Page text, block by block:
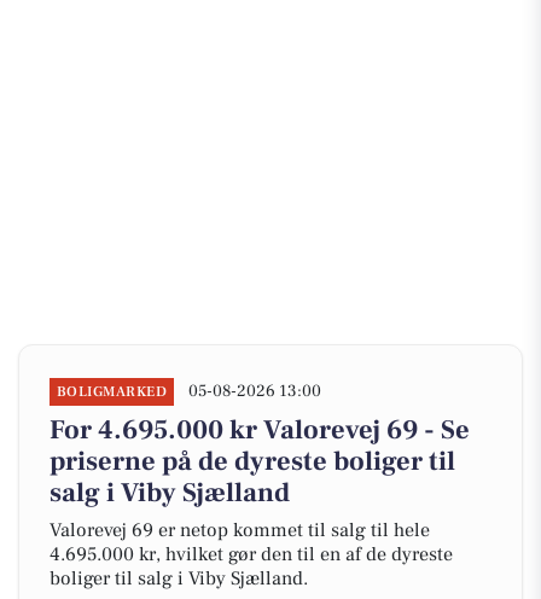
BOLIGMARKED 05-08-2026 13:00
For 4.695.000 kr Valorevej 69 - Se
priserne på de dyreste boliger til
salg i Viby Sjælland
Valorevej 69 er netop kommet til salg til hele
4.695.000 kr, hvilket gør den til en af de dyreste
boliger til salg i Viby Sjælland.